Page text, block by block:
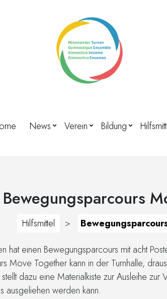
News Verein Bildung
Bewegungsparcours
Hilfsmittel >
hat einen Bewegungsparcours mit acht
Move Together kann in der Turnhalle,
dazu eine Materialkiste zur Ausleihe
ausgeliehen werden kann.